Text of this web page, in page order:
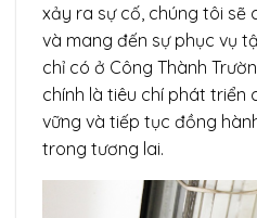
xảy ra sự cố, chúng tôi sẽ
và mang đến sự phục vụ
chỉ có ở Công Thành
chính là tiêu chí phát triển
vững và tiếp tục đồng
trong tương lai.